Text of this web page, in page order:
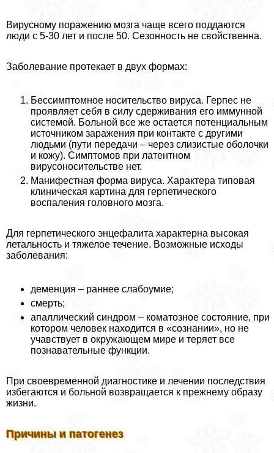
Вирусному поражению мозга чаще всего поддаются
люди с 5-30 лет и после 50. Сезонность не свойственна.
Заболевание протекает в двух формах:
Бессимптомное носительство вируса. Герпес не
проявляет себя в силу сдерживания его иммунной
системой. Больной все же остается потенциальным
источником заражения при контакте с другими
людьми (пути передачи – через слизистые оболочки
и кожу). Симптомов при латентном
вирусоносительстве нет.
Манифестная форма вируса. Хаpaктера типовая
клиническая картина для герпетического
воспаления головного мозга.
Для герпетического энцефалита хаpaктерна высокая
летальность и тяжелое течение. Возможные исходы
заболевания:
деменция – раннее слабоумие;
cмepть;
апаллический синдром – коматозное состояние, при
котором человек находится в «сознании», но не
учавствует в окружающем мире и теряет все
познавательные функции.
При своевременной диагностике и лечении последствия
избегаются и больной возвращается к прежнему образу
жизни.
Причины и патогенез